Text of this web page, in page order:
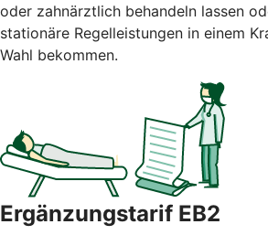
oder zahnärztlich behandeln lassen
stationäre Regelleistungen in einem
Wahl bekommen.
Ergänzungstarif EB2